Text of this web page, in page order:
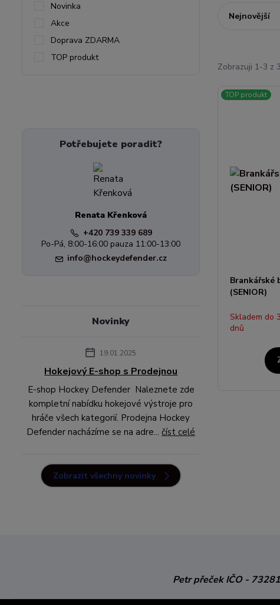
Nejnovější
Zobrazuji 1-3 z 3
TOP produkt
Brankářské
(SENIOR)
Skladem do 3
dnů
Novinka
Akce
Doprava ZDARMA
TOP produkt
Potřebujete poradit?
Renata Křenková
+420 739 339 689
Po-Pá, 8:00-16:00 pauza 11:00-13:00
info@hockeydefender.cz
Novinky
19.01.2025
Hokejový E-shop s Prodejnou
E-shop Hockey Defender Naleznete zde
kompletní nabídku hokejové výstroje pro
hráče všech kategorií. Prodejna Hockey
Defender nacházíme se na adre...číst celé
Zobrazit všechny novinky
Petr přečekIČO -